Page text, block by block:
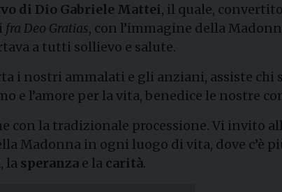
di Dio Gabriele Mattei, il quale,
fra Deo Gratias, con l’immagine della
a tutti sollievo e salute.
i nostri ammalati e gli anziani, assiste chi
e l’amore per la vita, benedice le nostre
con la tradizionale processione. Vi invito
Madonna in ogni luogo di vita, dove c’è
la speranza e la carità.